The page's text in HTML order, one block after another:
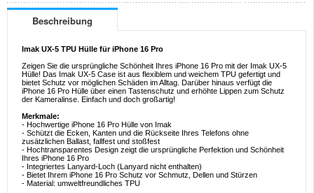
Beschreibung
Imak UX-5 TPU Hülle für iPhone 16 Pro
Zeigen Sie die ursprüngliche Schönheit Ihres iPhone 16 Pro mit der Imak UX-5
Hülle! Das Imak UX-5 Case ist aus flexiblem und weichem TPU gefertigt und
bietet Schutz vor möglichen Schäden im Alltag. Darüber hinaus verfügt die
iPhone 16 Pro Hülle über einen Tastenschutz und erhöhte Lippen zum Schutz
der Kameralinse. Einfach und doch großartig!
Merkmale:
- Hochwertige iPhone 16 Pro Hülle von Imak
- Schützt die Ecken, Kanten und die Rückseite Ihres Telefons ohne
zusätzlichen Ballast, fallfest und stoßfest
- Hochtransparentes Design zeigt die ursprüngliche Perfektion und Schönheit
Ihres iPhone 16 Pro
- Integriertes Lanyard-Loch (Lanyard nicht enthalten)
- Bietet Ihrem iPhone 16 Pro Schutz vor Schmutz, Dellen und Stürzen
- Material: umweltfreundliches TPU